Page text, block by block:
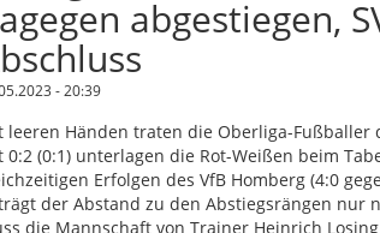
abgestiegen,
- 20:39
leeren Händen traten die Oberliga-Fußballer
0:2 (0:1) unterlagen die Rot-Weißen beim
Erfolgen des VfB Homberg (4:0
der Abstand zu den Abstiegsrängen nur
die Mannschaft von Trainer Heinrich